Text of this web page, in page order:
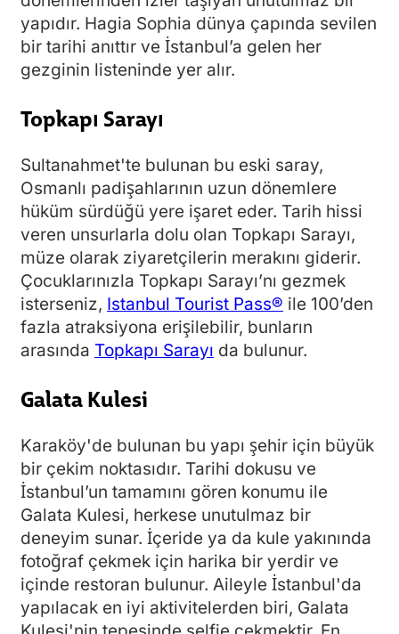
yapıdır. Hagia Sophia dünya çapında sevilen
bir tarihi anıttır ve İstanbul’a gelen her
gezginin listeninde yer alır.
Topkapı Sarayı
Sultanahmet'te bulunan bu eski saray,
Osmanlı padişahlarının uzun dönemlere
hüküm sürdüğü yere işaret eder. Tarih hissi
veren unsurlarla dolu olan Topkapı Sarayı,
müze olarak ziyaretçilerin merakını giderir.
Çocuklarınızla Topkapı Sarayı’nı gezmek
isterseniz, Istanbul Tourist Pass® ile 100’den
fazla atraksiyona erişilebilir, bunların
arasında Topkapı Sarayı da bulunur.
Galata Kulesi
Karaköy'de bulunan bu yapı şehir için büyük
bir çekim noktasıdır. Tarihi dokusu ve
İstanbul’un tamamını gören konumu ile
Galata Kulesi, herkese unutulmaz bir
deneyim sunar. İçeride ya da kule yakınında
fotoğraf çekmek için harika bir yerdir ve
içinde restoran bulunur. Aileyle İstanbul'da
yapılacak en iyi aktivitelerden biri, Galata